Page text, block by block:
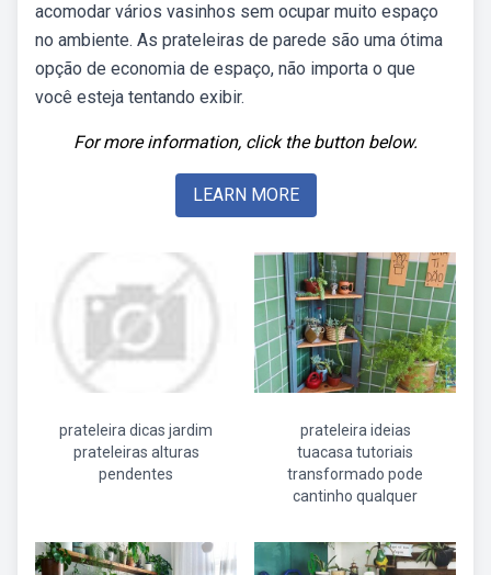
acomodar vários vasinhos sem ocupar muito espaço
no ambiente. As prateleiras de parede são uma ótima
opção de economia de espaço, não importa o que
você esteja tentando exibir.
For more information, click the button below.
LEARN MORE
prateleira dicas jardim
prateleiras alturas
pendentes
prateleira ideias
tuacasa tutoriais
transformado pode
cantinho qualquer